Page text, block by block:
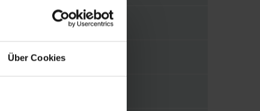
Über Cookies
S001
N